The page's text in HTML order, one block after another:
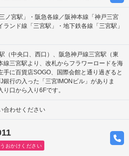
ノ宮駅」・阪急各線／阪神本線「神戸三宮
ランド線「三宮駅」・地下鉄各線「三宮駅」
（中央口、西口）、阪急神戸線三宮駅（東
線三宮駅より、改札からフラワーロードを海
手に百貨店SOGO、国際会館と通り過ぎると
銀行の入った「三宮IMONビル」がありま
口から入り6Fです。
合わせください
おかけください